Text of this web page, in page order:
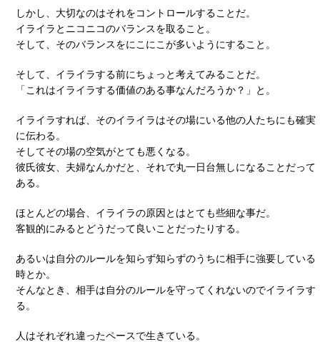
しかし、大切なのはそれをコントロールすることだ。
イライラとニコニコのバランスを取ること。
そして、そのバランスをにこにこが多いようにすること。
そして、イライラする前にちょっと考えてみることだ。
「これはイライラする価値のある事なんだろうか？」と。
イライラすれば、そのイライラはその場にいる他の人たちにも確実
に伝わる。
そしてその場の空気がとても悪くなる。
彼氏彼女、夫婦なんかだと、それで丸一日台無しになることだって
ある。
ほとんどの場合、イライラの原因とはとても些細な事だ。
客観的にみるとどうだって良いことだったりする。
あるいは自分のルールを知らず知らずのうちに相手に強要している
時とか。
そんなとき、相手は自分のルールを守ってくれないのでイライラす
る。
人はそれぞれ違ったペースで生きている。